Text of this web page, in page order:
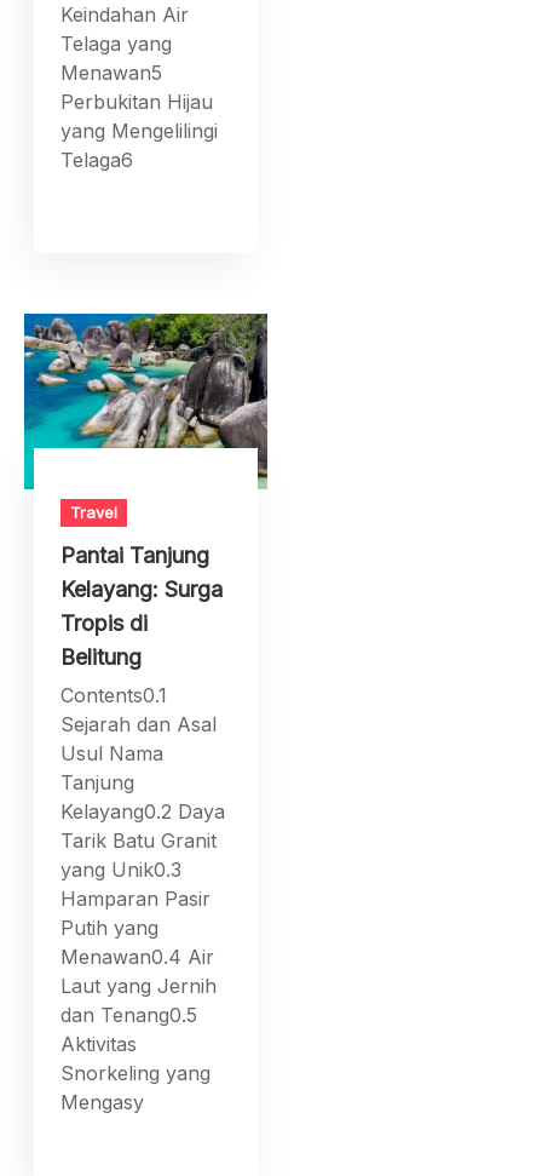
Keindahan Air
Telaga yang
Menawan5
Perbukitan Hijau
yang Mengelilingi
Telaga6
Travel
Pantai Tanjung
Kelayang: Surga
Tropis di
Belitung
Contents0.1
Sejarah dan Asal
Usul Nama
Tanjung
Kelayang0.2 Daya
Tarik Batu Granit
yang Unik0.3
Hamparan Pasir
Putih yang
Menawan0.4 Air
Laut yang Jernih
dan Tenang0.5
Aktivitas
Snorkeling yang
Mengasy